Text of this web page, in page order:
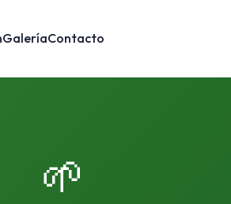
GaleríaContacto
🌱